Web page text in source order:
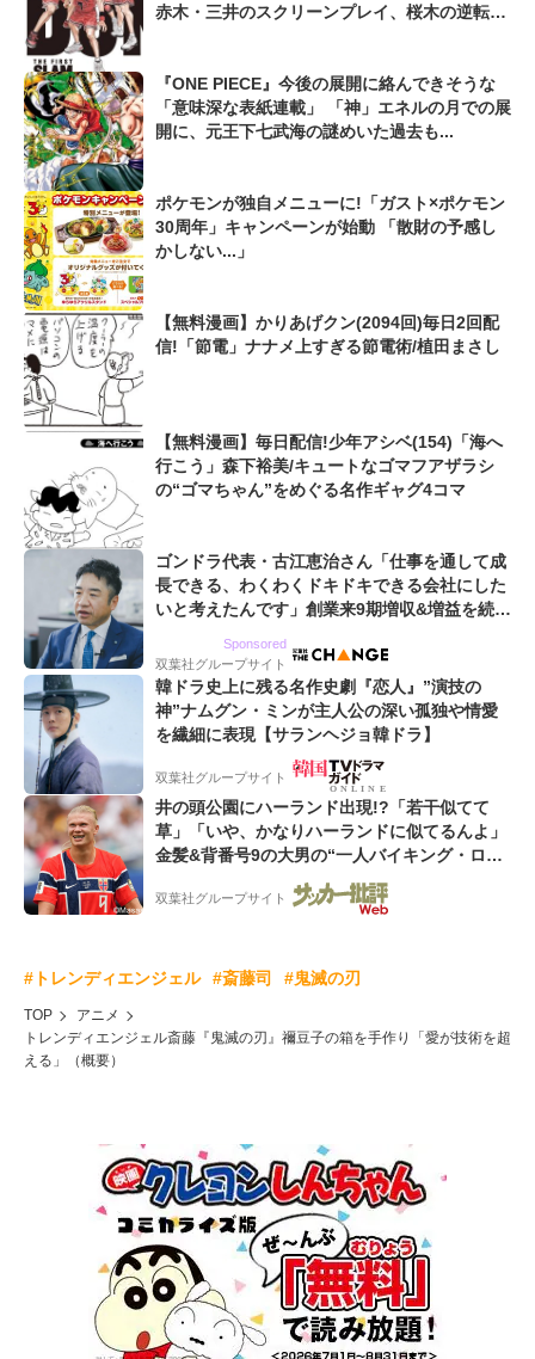
赤木・三井のスクリーンプレイ、桜木の逆転シ
『ONE PIECE』今後の展開に絡んできそうな
「意味深な表紙連載」 「神」エネルの月での展
開に、元王下七武海の謎めいた過去も...
ポケモンが独自メニューに!「ガスト×ポケモン
30周年」キャンペーンが始動 「散財の予感し
かしない...」
【無料漫画】かりあげクン(2094回)毎日2回配
信!「節電」ナナメ上すぎる節電術/植田まさし
【無料漫画】毎日配信!少年アシベ(154)「海へ
行こう」森下裕美/キュートなゴマフアザラシ
の“ゴマちゃん”をめぐる名作ギャグ4コマ
ゴンドラ代表・古江恵治さん「仕事を通して成
長できる、わくわくドキドキできる会社にした
いと考えたんです」創業来9期増収&増益を続け
Sponsored
双葉社グループサイト
韓ドラ史上に残る名作史劇『恋人』”演技の
神”ナムグン・ミンが主人公の深い孤独や情愛
を繊細に表現【サランヘジョ韓ドラ】
双葉社グループサイト
井の頭公園にハーランド出現!?「若干似てて
草」「いや、かなりハーランドに似てるんよ」
金髪&背番号9の大男の“一人バイキング・ロ
ー”映像が話題!「元気をもらった」
双葉社グループサイト
#トレンディエンジェル #斎藤司 #鬼滅の刃
TOP
アニメ
トレンディエンジェル斎藤『鬼滅の刃』禰豆子の箱を手作り「愛が技術を超
える」（概要）